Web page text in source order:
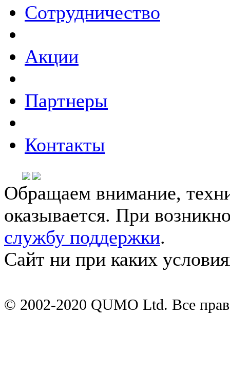
Сотрудничество
Акции
Партнеры
Контакты
Обращаем внимание,
оказывается. При
службу поддержки.
Сайт ни при каких
© 2002-2020 QUMO Ltd. Все